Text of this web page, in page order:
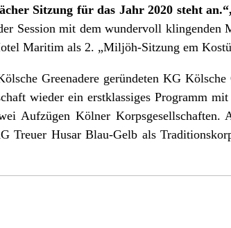
Sitzung für das Jahr 2020 steht an.“,
Session mit dem wundervoll klingenden
Maritim als 2. „Miljöh-Sitzung em
Greenadere geründeten KG Kölsche
wieder ein erstklassiges Programm
Aufzügen Kölner
Treuer Husar Blau-Gelb als